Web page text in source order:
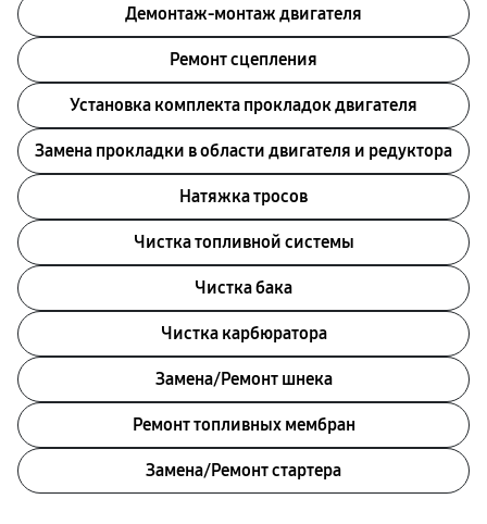
Демонтаж-монтаж двигателя
Ремонт сцепления
Установка комплекта прокладок двигателя
Замена прокладки в области двигателя и редуктора
Натяжка тросов
Чистка топливной системы
Чистка бака
Чистка карбюратора
Замена/Pемонт шнека
Ремонт топливных мембран
Замена/Pемонт стартера